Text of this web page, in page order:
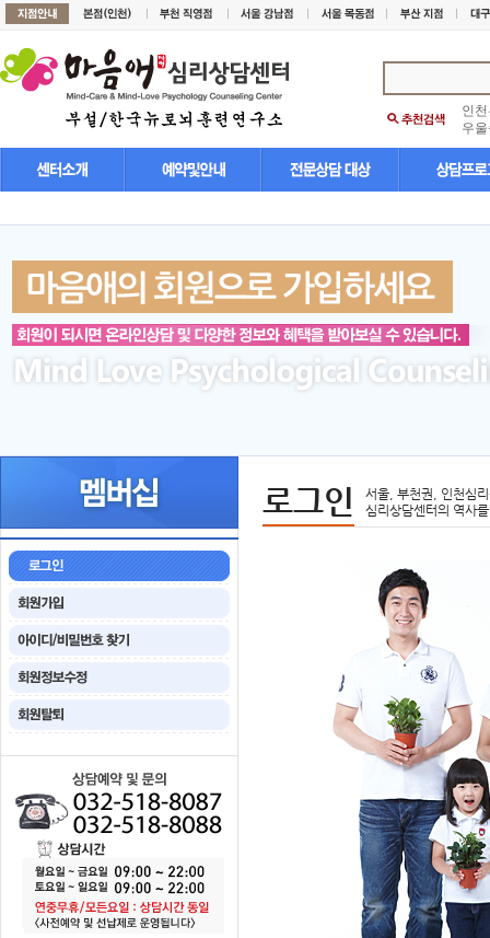
인
우
로그인
서울, 부천권, 인천심
심리상담센터의 역사